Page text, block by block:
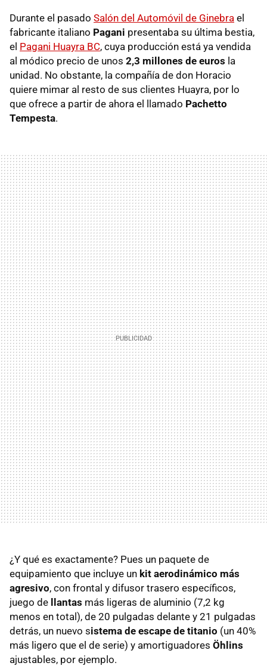
Durante el pasado Salón del Automóvil de Ginebra el
fabricante italiano Pagani presentaba su última bestia,
el Pagani Huayra BC, cuya producción está ya vendida
al módico precio de unos 2,3 millones de euros la
unidad. No obstante, la compañía de don Horacio
quiere mimar al resto de sus clientes Huayra, por lo
que ofrece a partir de ahora el llamado Pachetto
Tempesta.
¿Y qué es exactamente? Pues un paquete de
equipamiento que incluye un kit aerodinámico más
agresivo, con frontal y difusor trasero específicos,
juego de
llantas más ligeras de aluminio (7,2 kg
menos en total), de 20 pulgadas delante y 21 pulgadas
detrás, un nuevo sistema de escape de titanio (un 40%
más ligero que el de serie) y amortiguadores Öhlins
ajustables, por ejemplo.